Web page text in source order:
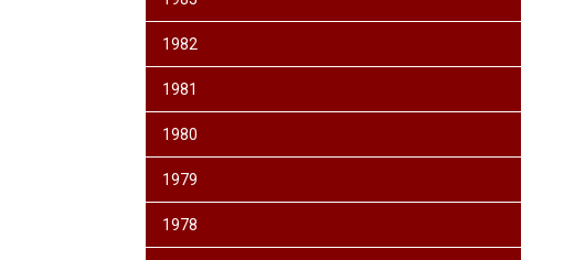
1982
1981
1980
1979
1978